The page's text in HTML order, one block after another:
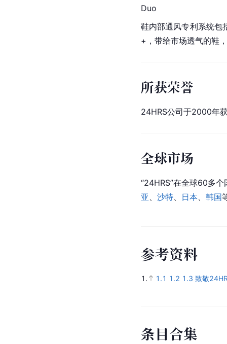
Duo
鞋内部通风专利系统包
+，带给市场透气的鞋
所获荣誉
24HRS公司于2000年
全球市场
“24HRS”在全球60多
亚
沙特 日本 韩国
参考资料
1. 1.1 1.2 1.3 致敬
条目合集